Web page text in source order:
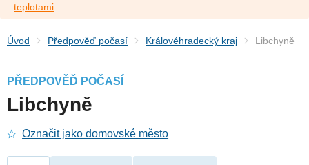
teplotami
Úvod Předpověď počasí Královéhradecký kraj Libchyně
PŘEDPOVĚĎ POČASÍ
Libchyně
Označit jako domovské město